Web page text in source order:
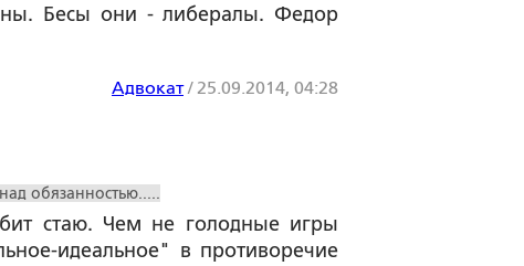
Бесы они - либералы. Федор
Адвокат/ 25.09.2014, 04:28
обязанностью.....
стаю. Чем не голодные игры
идеальное" в противоречие